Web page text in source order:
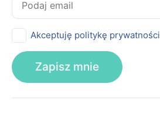
Akceptuję politykę prywatności